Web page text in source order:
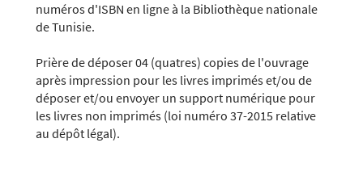
numéros d'ISBN en ligne à la Bibliothèque nationale
de Tunisie.
Prière de déposer 04 (quatres) copies de l'ouvrage
après impression pour les livres imprimés et/ou de
déposer et/ou envoyer un support numérique pour
les livres non imprimés (loi numéro 37-2015 relative
au dépôt légal).